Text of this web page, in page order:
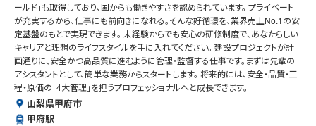
ールド」も取得しており、国からも働きやすさを認められています。 プライベート
が充実するから、仕事にも前向きになれる。そんな好循環を、業界売上No.1の安
定基盤のもとで実現できます。 未経験からでも安心の研修制度で、あなたらしい
キャリアと理想のライフスタイルを手に入れてください。 建設プロジェクトが計
画通りに、安全かつ高品質に進むように管理・監督する仕事です。まずは先輩の
アシスタントとして、簡単な業務からスタートします。 将来的には、安全・品質・工
程・原価の「4大管理」を担うプロフェッショナルへと成長できます。
山梨県甲府市
甲府駅